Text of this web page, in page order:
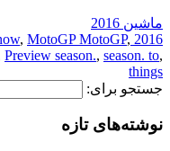
ماشین 2016
2016 MotoGP
, MotoGP MotoGP,
Preview season., season. to,
things
جستجو برای:
نوشته‌های تازه